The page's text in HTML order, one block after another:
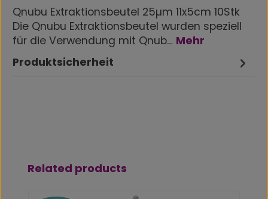
Qnubu Extraktionsbeutel 25µm 11x5cm 10Stk
Die Qnubu Extraktionsbeutel wurden speziell
für die Verwendung mit Qnub… Mehr
Produktsicherheit
Produktgalerie überspringen
Related products